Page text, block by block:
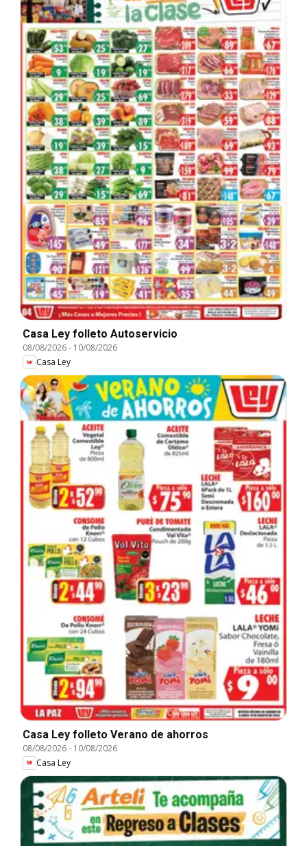
Casa Ley folleto Autoservicio
08/08/2026- 10/08/2026
Casa Ley
Casa Ley folleto Verano de ahorros
08/08/2026- 10/08/2026
Casa Ley